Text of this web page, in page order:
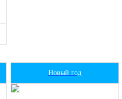
Новый год